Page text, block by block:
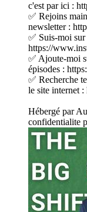
c'est par ici :
✅ Rejoins
newsletter :
✅ Suis-moi
https://
✅ Ajoute-moi
épisodes :
✅ Recherche
le site internet
Hébergé par
confidentialite